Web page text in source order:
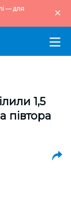
— для
1,5
півтора